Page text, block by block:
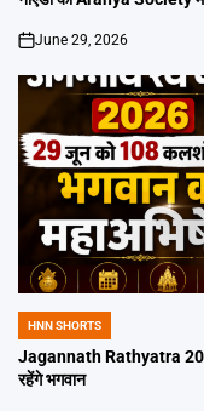
on
June 29, 2026
POSTED
IN
HNN SHORTS
Jagannath Rathyatra
रहेंगे भगवान